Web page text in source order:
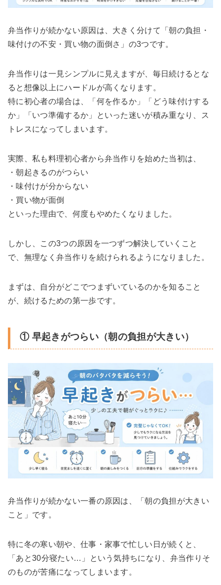
弁当作りが続かない原因は、大きく分けて「朝の負担・
味付けの不安・買い物の面倒さ」の3つです。
弁当作りは一見シンプルに見えますが、毎日続けるとな
ると想像以上にハードルが高くなります。
特に初心者の場合は、「何を作るか」「どう味付けする
か」「いつ準備するか」といった迷いが積み重なり、ス
トレスになってしまいます。
実際、私も料理初心者から弁当作りを始めた当初は、
・朝起きるのがつらい
・味付けが分からない
・買い物が面倒
といった理由で、何度もやめたくなりました。
しかし、この3つの原因を一つずつ解決していくこと
で、無理なく弁当作りを続けられるようになりました。
まずは、自分がどこでつまずいているのかを知ること
が、続けるための第一歩です。
① 早起きがつらい（朝の負担が大きい）
弁当作りが続かない一番の原因は、「朝の負担が大きい
こと」です。
特に冬の寒い朝や、仕事・家事で忙しい日が続くと、
「あと30分寝たい…」という気持ちになり、弁当作りそ
のものが苦痛になってしまいます。